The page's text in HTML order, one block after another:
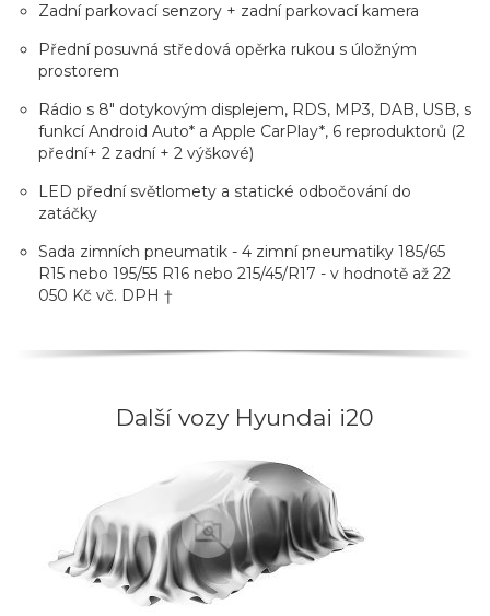
Zadní parkovací senzory + zadní parkovací kamera
Přední posuvná středová opěrka rukou s úložným
prostorem
Rádio s 8" dotykovým displejem, RDS, MP3, DAB, USB, s
funkcí Android Auto* a Apple CarPlay*, 6 reproduktorů (2
přední+ 2 zadní + 2 výškové)
LED přední světlomety a statické odbočování do
zatáčky
Sada zimních pneumatik - 4 zimní pneumatiky 185/65
R15 nebo 195/55 R16 nebo 215/45/R17 - v hodnotě až 22
050 Kč vč. DPH †
Další vozy Hyundai i20